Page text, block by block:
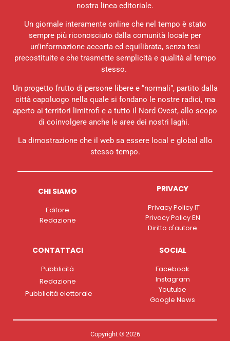
nostra linea editoriale.
Un giornale interamente online che nel tempo è stato
sempre più riconosciuto dalla comunità locale per
un’informazione accorta ed equilibrata, senza tesi
precostituite e che trasmette semplicità e qualità al tempo
stesso.
Un progetto frutto di persone libere e “normali”, partito dalla
città capoluogo nella quale si fondano le nostre radici, ma
aperto ai territori limitrofi e a tutto il Nord Ovest, allo scopo
di coinvolgere anche le aree dei nostri laghi.
La dimostrazione che il web sa essere local e global allo
stesso tempo.
CHI SIAMO
Editore
Redazione
PRIVACY
Privacy Policy IT
Privacy Policy EN
Diritto d'autore
CONTATTACI
Pubblicità
Redazione
Pubblicità elettorale
SOCIAL
Facebook
Instagram
Youtube
Google News
Copyright © 2026